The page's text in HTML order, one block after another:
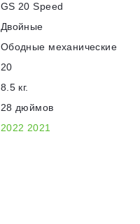
GS 20 Speed
Двойные
Ободные механические
20
8.5 кг.
28 дюймов
2022 2021